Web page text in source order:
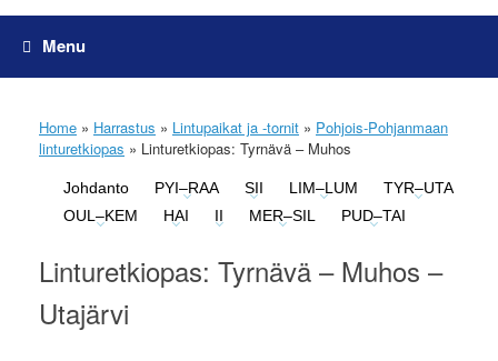
Menu
Home » Harrastus » Lintupaikat ja -tornit » Pohjois-Pohjanmaan
linturetkiopas » Linturetkiopas: Tyrnävä – Muhos
Johdanto PYI–RAA SII LIM–LUM
TYR–UTA
OUL–KEM
HAI II MER–SIL PUD–TAI
Linturetkiopas: Tyrnävä – Muhos –
Utajärvi